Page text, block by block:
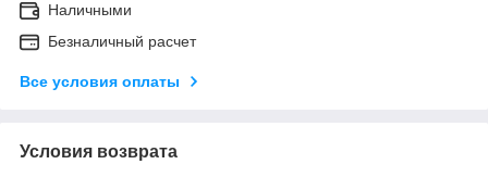
Наличными
Безналичный расчет
Все условия оплаты
Условия возврата